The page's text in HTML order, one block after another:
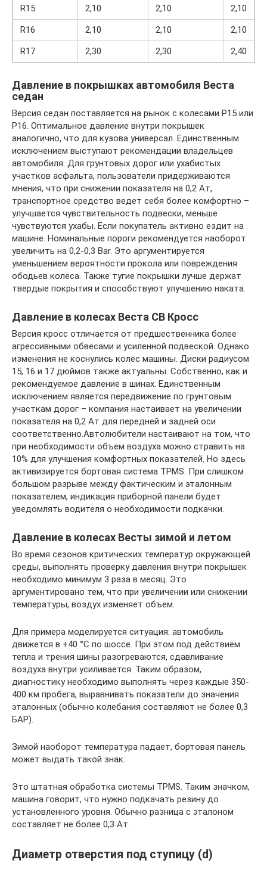
R15
2,10 2,10 2,10
R16
2,10 2,10 2,10
R17
2,30 2,30 2,40
Давление в покрышках автомобиля Веста
седан
Версия седан поставляется на рынок с колесами Р15 или
Р16. Оптимальное давление внутри покрышек
аналогично, что для кузова универсал. Единственным
исключением выступают рекомендации владельцев
автомобиля. Для грунтовых дорог или ухабистых
участков асфальта, пользователи придерживаются
мнения, что при снижении показателя на 0,2 Ат,
транспортное средство ведет себя более комфортно –
улучшается чувствительность подвески, меньше
чувствуются ухабы. Если покупатель активно ездит на
машине. Номинальные пороги рекомендуется наоборот
увеличить на 0,2-0,3 Bar. Это аргументируется
уменьшением вероятности прокола или повреждения
ободьев колеса. Также тугие покрышки лучше держат
твердые покрытия и способствуют улучшению наката.
Давление в колесах Веста СВ Кросс
Версия кросс отличается от предшественника более
агрессивными обвесами и усиленной подвеской. Однако
изменения не коснулись колес машины. Диски радиусом
15, 16 и 17 дюймов также актуальны. Собственно, как и
рекомендуемое давление в шинах. Единственным
исключением является передвижение по грунтовым
участкам дорог – компания настаивает на увеличении
показателя на 0,2 Ат для передней и задней оси
соответственно.Автолюбители настаивают на том, что
при необходимости объем воздуха можно стравить на
10% для улучшения комфортных показателей. Но здесь
активизируется бортовая система TPMS. При слишком
большом разрыве между фактическим и эталонным
показателем, индикация приборной панели будет
уведомлять водителя о необходимости подкачки.
Давление в колесах Весты зимой и летом
Во время сезонов критических температур окружающей
среды, выполнять проверку давления внутри покрышек
необходимо минимум 3 раза в месяц. Это
аргументировано тем, что при увеличении или снижении
температуры, воздух изменяет объем.
Для примера моделируется ситуация: автомобиль
движется в +40 °С по шоссе. При этом под действием
тепла и трения шины разогреваются, сдавливание
воздуха внутри усиливается. Таким образом,
диагностику необходимо выполнять через каждые 350-
400 км пробега, выравнивать показатели до значения
эталонных (обычно колебания составляют не более 0,3
БАР).
Зимой наоборот температура падает, бортовая панель
может выдать такой знак:
Это штатная обработка системы TPMS. Таким значком,
машина говорит, что нужно подкачать резину до
установленного уровня. Обычно разница с эталоном
составляет не более 0,3 Ат.
Диаметр отверстия под ступицу (d)